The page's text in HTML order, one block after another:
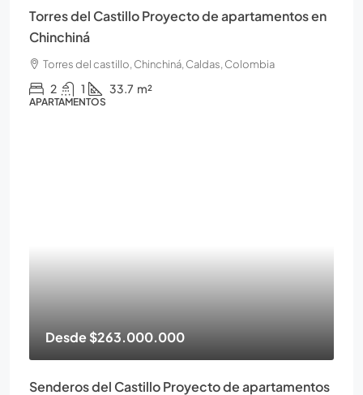
Torres del Castillo Proyecto de apartamentos en
Chinchiná
Torres del castillo, Chinchiná, Caldas, Colombia
2 1 33.7 m²
APARTAMENTOS
Desde$263.000.000
Senderos del Castillo Proyecto de apartamentos